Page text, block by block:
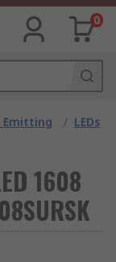
0
Emitting
/ LEDs
1608